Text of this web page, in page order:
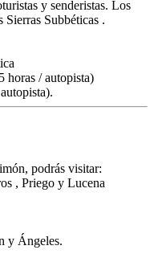
y senderistas. Los
Sierras Subbéticas .
horas / autopista)
podrás visitar:
, Priego y Lucena
y Ángeles.